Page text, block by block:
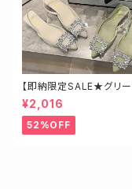
【即納限定SALE★グリ
5】ビジューミュール
¥2,016
52%OFF